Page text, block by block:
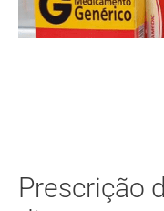
Prescrição